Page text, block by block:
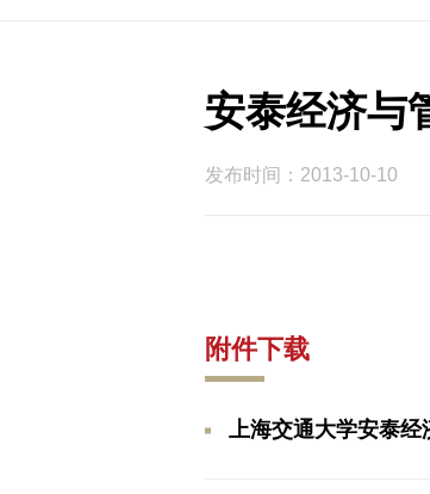
安泰经济与
发布时间：2013-10-10
附件下载
上海交通大学安泰